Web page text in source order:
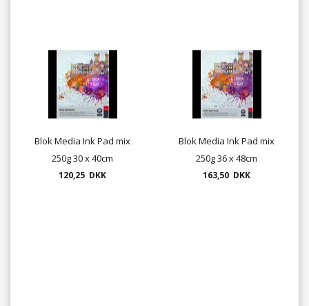
Blok Media Ink Pad mix
250g 30 x 40cm
120,25 DKK
Blok Media Ink Pad mix
250g 36 x 48cm
163,50 DKK